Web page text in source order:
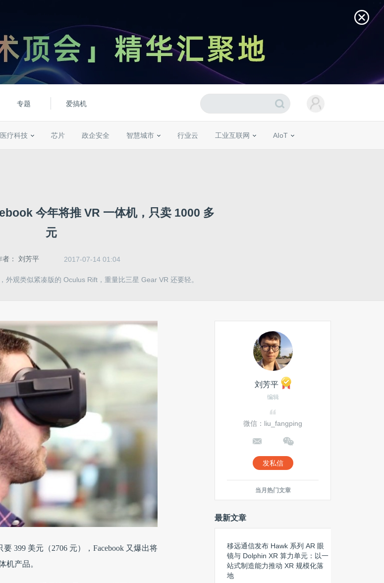
专题 爱搞机
医疗科技 芯片 政企安全 智慧城市 行业云 工业互联网 AIoT
今年将推 VR 一体机，只卖 1000 多
元
： 刘芳平 2017-07-14 01:04
外观类似紧凑版的 Oculus Rift，重量比三星 Gear VR 还要轻。
要 399 美元（2706 元），Facebook 又爆出将
机产品。
刘芳平
编辑
微信：liu_fangping
发私信
当月热门文章
最新文章
移远通信发布 Hawk 系列 AR 眼
镜与 Dolphin XR 算力单元：以一
站式制造能力推动 XR 规模化落
地